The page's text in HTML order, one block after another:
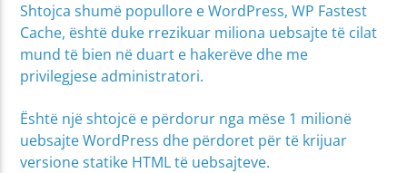
Shtojca shumë popullore e WordPress, WP Fastest
Cache, është duke rrezikuar miliona uebsajte të cilat
mund të bien në duart e hakerëve dhe me
privilegjese administratori.
Është një shtojcë e përdorur nga mëse 1 milionë
uebsajte WordPress dhe përdoret për të krijuar
versione statike HTML të uebsajteve.